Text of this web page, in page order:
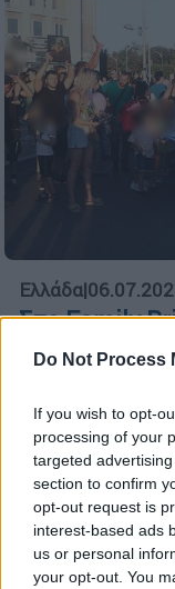
Do Not Process
If you wish to opt-
processing of your
targeted
section to confirm
opt-out request is
interest-based ads
us or personal
your opt-out. You
Ελλάδα|
Στο Family
έβαλαν
«ορθοδοξία ή
Με εικόνες
πορεία για